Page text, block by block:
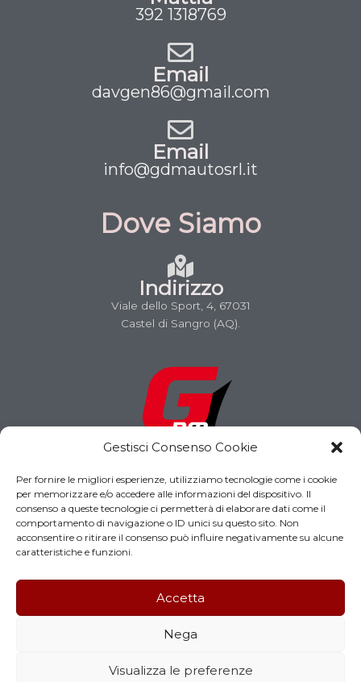
Gestisci Consenso Cookie
Per fornire le migliori esperienze, utilizziamo tecnologie come i cookie
per memorizzare e/o accedere alle informazioni del dispositivo. Il
consenso a queste tecnologie ci permetterà di elaborare dati come il
comportamento di navigazione o ID unici su questo sito. Non
acconsentire o ritirare il consenso può influire negativamente su alcune
caratteristiche e funzioni.
Accetta
Nega
Visualizza le preferenze
392 1318769
Email
davgen86@gmail.com
Email
info@gdmautosrl.it
Dove Siamo
Indirizzo
Viale dello Sport, 4, 67031
Castel di Sangro (AQ).
n
s
t
a
r
a
m
a
c
e
b
o
k